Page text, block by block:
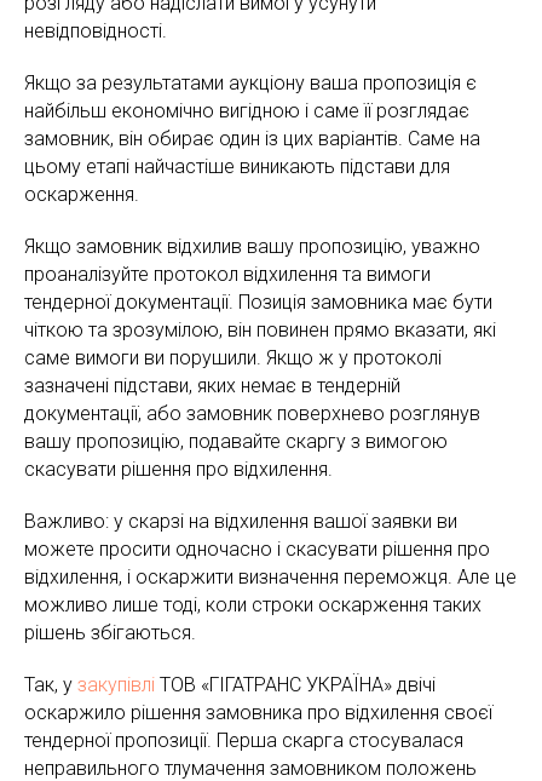
невідповідності.
Якщо за результатами аукціону ваша пропозиція є
найбільш економічно вигідною і саме її розглядає
замовник, він обирає один із цих варіантів. Саме на
цьому етапі найчастіше виникають підстави для
оскарження.
Якщо замовник відхилив вашу пропозицію, уважно
проаналізуйте протокол відхилення та вимоги
тендерної документації. Позиція замовника має бути
чіткою та зрозумілою, він повинен прямо вказати, які
саме вимоги ви порушили. Якщо ж у протоколі
зазначені підстави, яких немає в тендерній
документації, або замовник поверхнево розглянув
вашу пропозицію, подавайте скаргу з вимогою
скасувати рішення про відхилення.
Важливо: у скарзі на відхилення вашої заявки ви
можете просити одночасно і скасувати рішення про
відхилення, і оскаржити визначення переможця. Але це
можливо лише тоді, коли строки оскарження таких
рішень збігаються.
Так, у закупівлі ТОВ «ГІГАТРАНС УКРАЇНА» двічі
оскаржило рішення замовника про відхилення своєї
тендерної пропозиції. Перша скарга стосувалася
неправильного тлумачення замовником положень